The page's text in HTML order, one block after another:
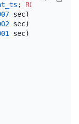
; ROLLBACK;
sec)
sec)
sec)